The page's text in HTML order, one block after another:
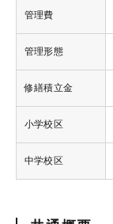
管理費
管理形態
修繕積立金
小学校区
中学校区